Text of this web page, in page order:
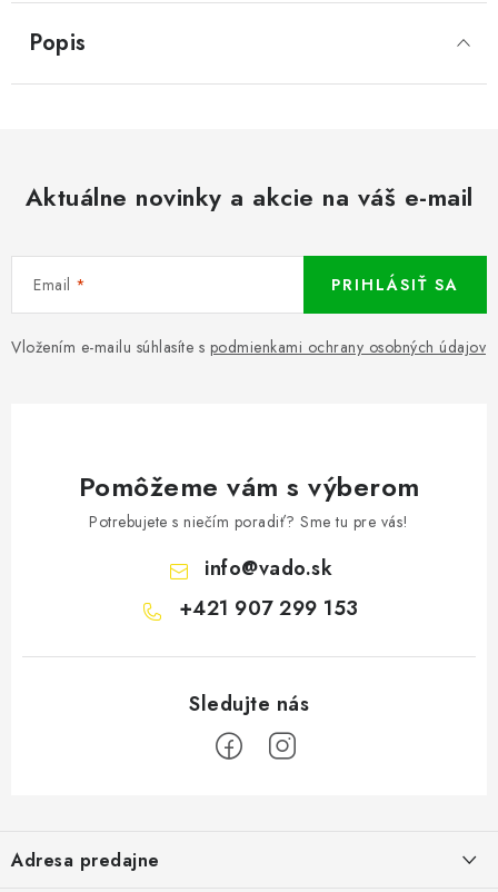
Popis
Aktuálne novinky a akcie na váš e-mail
Email
Vložením e-mailu súhlasíte s podmienkami ochrany osobných údajov
PRIHLÁSIŤ SA
Pomôžeme vám s výberom
Potrebujete s niečím poradiť? Sme tu pre vás!
info@vado.sk
+421 907 299 153
pAdresa predajne